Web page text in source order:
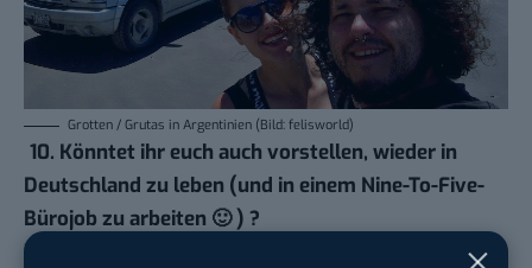
Grotten / Grutas in Argentinien (Bild: felisworld)
10. Könntet ihr euch auch vorstellen, wieder in
Deutschland zu leben (und in einem Nine-To-Five-
Bürojob zu arbeiten 🙂 ) ?
Zur Zeit können wir uns nicht vorstellen, wieder